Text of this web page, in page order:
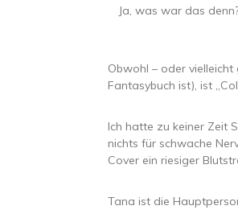
Ja, was war das
Obwohl – oder
Fantasybuch ist), ist
Ich hatte zu keiner Zeit
nichts für schwache
Cover ein riesiger
Tana ist die